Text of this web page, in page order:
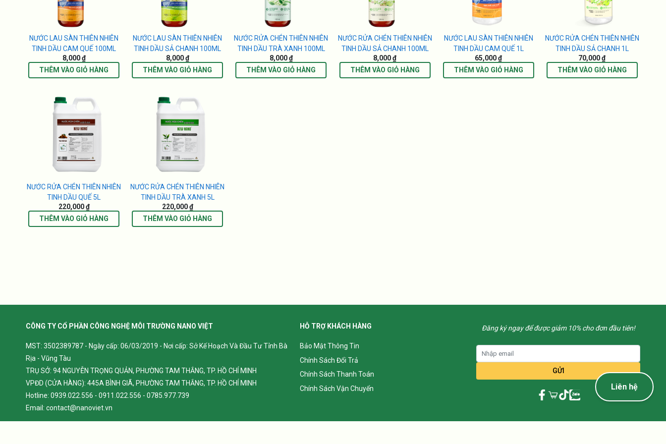
NƯỚC LAU SÀN THIÊN NHIÊN
TINH DẦU CAM QUẾ 100ML
8,000 ₫
THÊM VÀO GIỎ HÀNG
NƯỚC LAU SÀN THIÊN NHIÊN
TINH DẦU SẢ CHANH 100ML
8,000 ₫
THÊM VÀO GIỎ HÀNG
NƯỚC RỬA CHÉN THIÊN NHIÊN
TINH DẦU TRÀ XANH 100ML
8,000 ₫
THÊM VÀO GIỎ HÀNG
NƯỚC RỬA CHÉN THIÊN NHIÊN
TINH DẦU SẢ CHANH 100ML
8,000 ₫
THÊM VÀO GIỎ HÀNG
NƯỚC LAU SÀN THIÊN NHIÊN
TINH DẦU CAM QUẾ 1L
65,000 ₫
THÊM VÀO GIỎ HÀNG
NƯỚC RỬA CHÉN THIÊN NHIÊN
TINH DẦU SẢ CHANH 1L
70,000 ₫
THÊM VÀO GIỎ HÀNG
NƯỚC RỬA CHÉN THIÊN NHIÊN
TINH DẦU QUẾ 5L
220,000 ₫
THÊM VÀO GIỎ HÀNG
NƯỚC RỬA CHÉN THIÊN NHIÊN
TINH DẦU TRÀ XANH 5L
220,000 ₫
THÊM VÀO GIỎ HÀNG
CÔNG TY CỔ PHẦN CÔNG NGHỆ MÔI TRƯỜNG NANO VIỆT
MST: 3502389787 - Ngày cấp: 06/03/2019 - Nơi cấp: Sở Kế Hoạch Và Đầu Tư Tỉnh Bà
Rịa - Vũng Tàu
TRỤ SỞ: 94 NGUYỄN TRỌNG QUẢN, PHƯỜNG TAM THẮNG, TP. HỒ CHÍ MINH
VPĐD (CỬA HÀNG): 445A BÌNH GIÃ, PHƯỜNG TAM THẮNG, TP. HỒ CHÍ MINH
Hotline: 0939.022.556 - 0911.022.556 - 0785.977.739
Email: contact@nanoviet.vn
HỖ TRỢ KHÁCH HÀNG
Bảo Mật Thông Tin
Chính Sách Đổi Trả
Chính Sách Thanh Toán
Chính Sách Vận Chuyển
Đăng ký ngay để được giảm 10% cho đơn đầu tiên!
Liên hệ